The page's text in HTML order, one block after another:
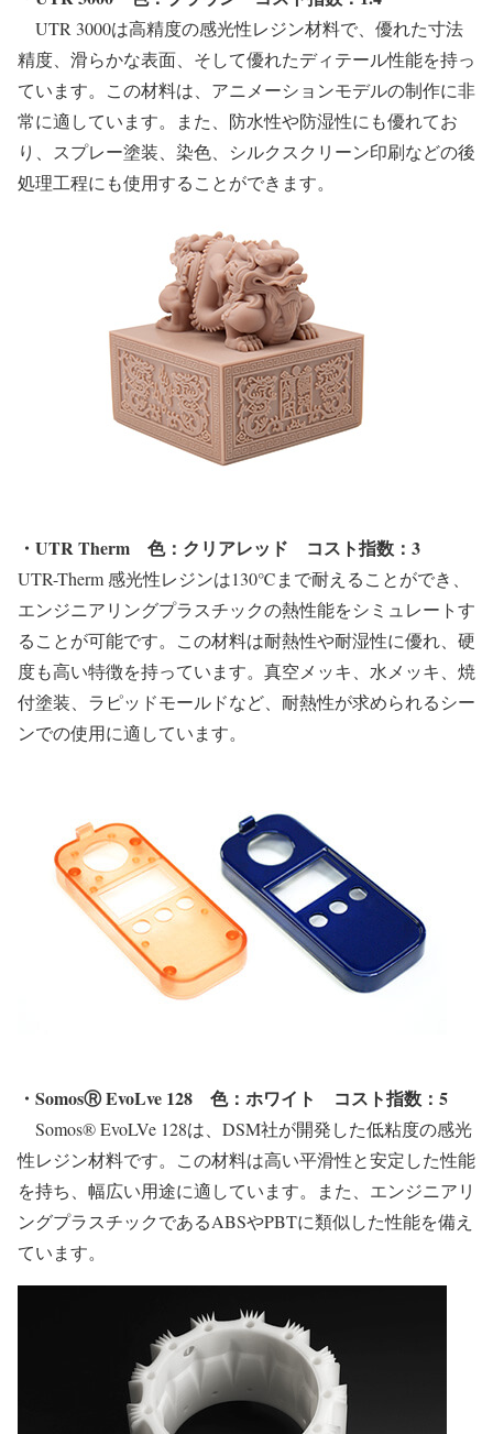
UTR 3000は高精度の感光性レジン材料で、優れた寸法
精度、滑らかな表面、そして優れたディテール性能を持っ
ています。この材料は、アニメーションモデルの制作に非
常に適しています。また、防水性や防湿性にも優れてお
り、スプレー塗装、染色、シルクスクリーン印刷などの後
処理工程にも使用することができます。
・UTR Therm 色：クリアレッド コスト指数：3
UTR-Therm 感光性レジンは130℃まで耐えることができ、
エンジニアリングプラスチックの熱性能をシミュレートす
ることが可能です。この材料は耐熱性や耐湿性に優れ、硬
度も高い特徴を持っています。真空メッキ、水メッキ、焼
付塗装、ラピッドモールドなど、耐熱性が求められるシー
ンでの使用に適しています。
・SomosⓇ EvoLve 128 色：ホワイト コスト指数：5
Somos® EvoLVe 128は、DSM社が開発した低粘度の感光
性レジン材料です。この材料は高い平滑性と安定した性能
を持ち、幅広い用途に適しています。また、エンジニアリ
ングプラスチックであるABSやPBTに類似した性能を備え
ています。